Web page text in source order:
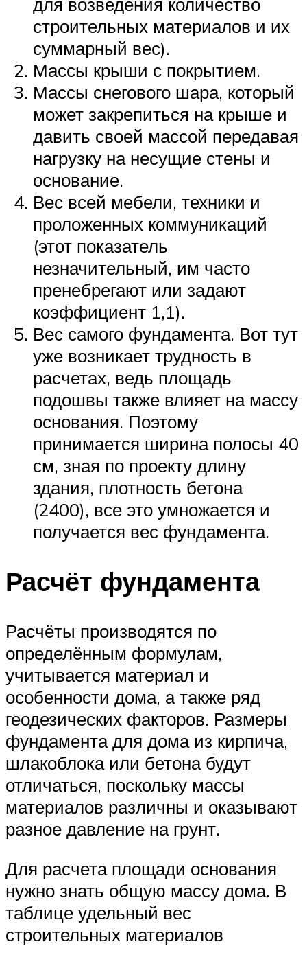
строительных материалов и их
суммарный вес).
Массы крыши с покрытием.
Массы снегового шара, который
может закрепиться на крыше и
давить своей массой передавая
нагрузку на несущие стены и
основание.
Вес всей мебели, техники и
проложенных коммуникаций
(этот показатель
незначительный, им часто
пренебрегают или задают
коэффициент 1,1).
Вес самого фундамента. Вот тут
уже возникает трудность в
расчетах, ведь площадь
подошвы также влияет на массу
основания. Поэтому
принимается ширина полосы 40
см, зная по проекту длину
здания, плотность бетона
(2400), все это умножается и
получается вес фундамента.
Расчёт фундамента
Расчёты производятся по
определённым формулам,
учитывается материал и
особенности дома, а также ряд
геодезических факторов. Размеры
фундамента для дома из кирпича,
шлакоблока или бетона будут
отличаться, поскольку массы
материалов различны и оказывают
разное давление на грунт.
Для расчета площади основания
нужно знать общую массу дома. В
таблице удельный вес
строительных материалов